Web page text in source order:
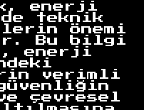
enerji
teknik
önemi
Bu bilgi
enerji
verimli
çevresel